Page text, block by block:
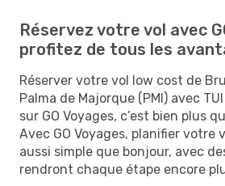
Réservez votre vol avec
profitez de tous les
Réserver votre vol low cost de
Palma de Majorque (PMI) avec
sur GO Voyages, c’est bien plus
Avec GO Voyages, planifier votre
aussi simple que bonjour, avec
rendront chaque étape encore